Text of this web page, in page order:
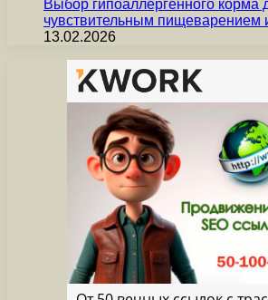
Выбор гипоаллергенного корма
чувствительным
13.02.2026